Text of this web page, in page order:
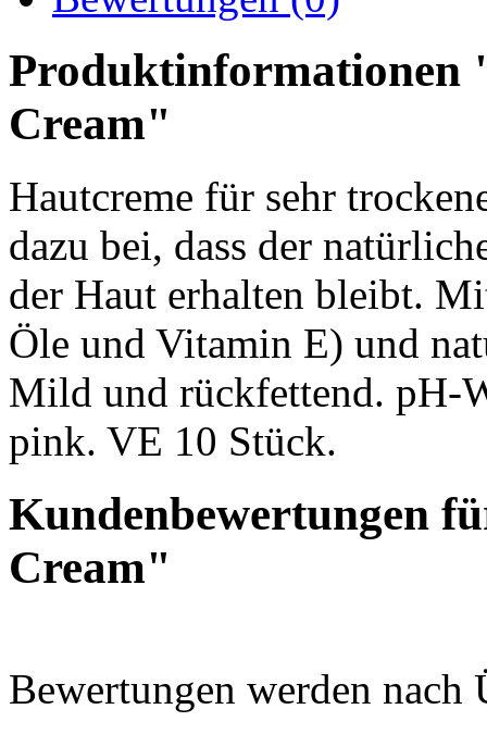
Produktinformationen
Cream"
Hautcreme für sehr
dazu bei, dass der
der Haut erhalten bleibt.
Öle und Vitamin E) und
Mild und rückfettend. pH-
pink. VE 10 Stück.
Kundenbewertungen
Cream"
Bewertungen werden